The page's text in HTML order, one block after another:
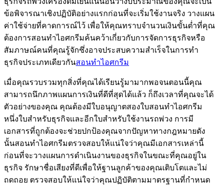
ข้อพิจารณาเชิงปฏิบัติอย่างแรกก่อนที่จะเริ่มใช้งานจริง วางแผน
ค่าใช้จ่ายที่คาดการณ์ไว้ เพื่อให้คุณทราบจำนวนเงินขั้นต่ำที่คุณ
ต้องการสอนทำไอศกรีมค้นคว้าเกี่ยวกับการจัดการธุรกิจหรือ
สัมภาษณ์คนที่คุณรู้จักซึ่งอาจประสบความสำเร็จในการทำ
ธุรกิจประเภทเดียวกันสอนทำไอศกรีม
เมื่อคุณรวบรวมทุกสิ่งที่คุณได้เรียนรู้มามากพอจนตอนนี้คุณ
สามารถนึกภาพแผนการเงินที่ดีที่สุดได้แล้ว ก็ถึงเวลาที่คุณจะได้
ตัวอย่างของคุณ คุณต้องมีใบอนุญาตสองใบสอนทำไอศกรีม
หนึ่งใบสำหรับธุรกิจและอีกใบสำหรับใช้งานรถพ่วง การมี
เอกสารที่ถูกต้องจะช่วยปกป้องคุณจากปัญหาทางกฎหมายดัง
นั้นสอนทำไอศกรีมตรวจสอบให้แน่ใจว่าคุณมีเอกสารเหล่านี้
ก่อนที่จะวางแผนการดำเนินงานของธุรกิจในขณะที่คุณอยู่ใน
ธุรกิจ รักษาชื่อเสียงที่ดีเพื่อให้ฐานลูกค้าของคุณเติบโตและไม่
ถดถอย ตรวจสอบให้แน่ใจว่าคุณปฏิบัติตามมาตรฐานที่กำหนด